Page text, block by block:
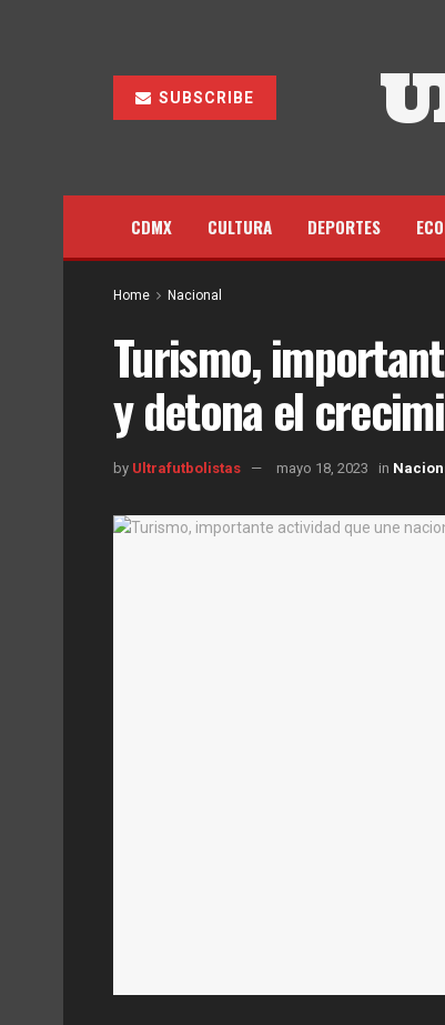
SUBSCRIBE
CDMX CULTURA DEPORTES
Home Nacional
Turismo,
y detona el
by Ultrafutbolistas mayo 18, 2023 in